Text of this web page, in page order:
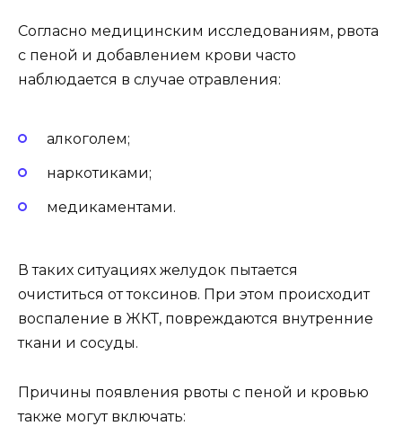
Согласно медицинским исследованиям, рвота
с пеной и добавлением крови часто
наблюдается в случае отравления:
алкоголем;
наркотиками;
медикаментами.
В таких ситуациях желудок пытается
очиститься от токсинов. При этом происходит
воспаление в ЖКТ, повреждаются внутренние
ткани и сосуды.
Причины появления рвоты с пеной и кровью
также могут включать: